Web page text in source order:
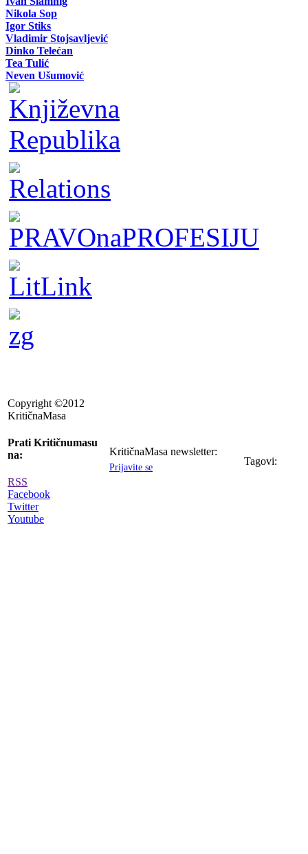
Nikola Sop
Igor Stiks
Vladimir Stojsavljević
Dinko Telećan
Tea Tulić
Neven Ušumović
Copyright ©2012
KritičnaMasa
Prati Kritičnumasu
na:
RSS
Facebook
Twitter
Youtube
KritičnaMasa newsletter:
Prijavite se
Tagovi: